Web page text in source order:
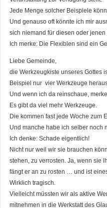
Jede Menge solcher Beispiele
Und genauso oft könnte ich mir
sich niemand für diesen oder jenen
Ich merke: Die Flexiblen sind ein
Liebe Gemeinde,
die Werkzeugkiste unseres Gottes
Beispiel nur vier Werkzeuge
Und wenn ich da reinschaue,
Es gibt da viel mehr Werkzeuge.
Die kommen fast jede Woche zum
Und manche habe ich selber noch
Ich denke: Schade eigentlich!
Nicht nur weil wir sie brauchen
stehen, zu verrosten. Ja, wenn sie
fängt er an zu rosten … und ist
Wirklich tragisch.
Vielleicht müssten wir als aktive
mitnehmen in die Werkstatt des